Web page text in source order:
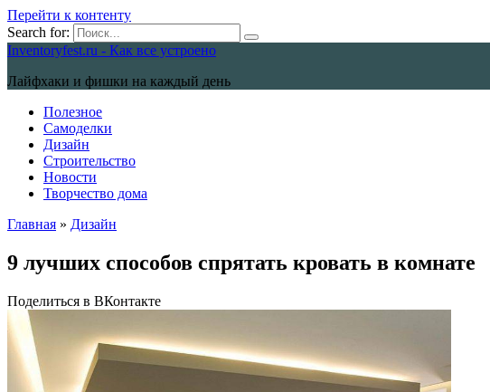
Перейти к контенту
Search for:
Inventoryfest.ru - Как все устроено
Лайфхаки и фишки на каждый день
Полезное
Самоделки
Дизайн
Строительство
Новости
Творчество дома
Главная » Дизайн
9 лучших способов спрятать кровать в комнате
Поделиться в ВКонтакте